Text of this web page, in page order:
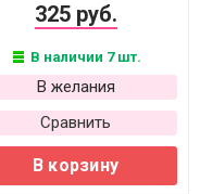
325 руб.
В наличии 7 шт.
В желания
Сравнить
В корзину